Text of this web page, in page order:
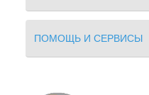
ПОМОЩЬ И СЕРВИСЫ